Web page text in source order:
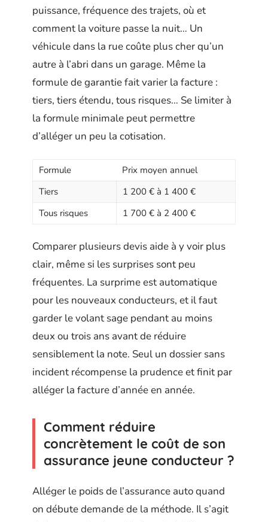
puissance, fréquence des trajets, où et
comment la voiture passe la nuit… Un
véhicule dans la rue coûte plus cher qu’un
autre à l’abri dans un garage. Même la
formule de garantie fait varier la facture :
tiers, tiers étendu, tous risques… Se limiter à
la formule minimale peut permettre
d’alléger un peu la cotisation.
Formule
Prix moyen annuel
Tiers
1 200 € à 1 400 €
Tous risques
1 700 € à 2 400 €
Comparer plusieurs devis aide à y voir plus
clair, même si les surprises sont peu
fréquentes. La surprime est automatique
pour les nouveaux conducteurs, et il faut
garder le volant sage pendant au moins
deux ou trois ans avant de réduire
sensiblement la note. Seul un dossier sans
incident récompense la prudence et finit par
alléger la facture d’année en année.
Comment réduire
concrètement le coût de son
assurance jeune conducteur ?
Alléger le poids de l’assurance auto quand
on débute demande de la méthode. Il s’agit